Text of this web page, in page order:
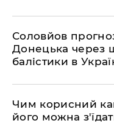
Соловйов
Донецька через
балістики в
Чим корисний
його можна